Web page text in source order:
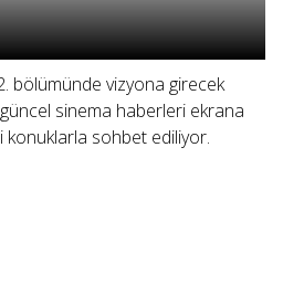
bölümünde vizyona girecek
sinema haberleri ekrana
konuklarla sohbet ediliyor.